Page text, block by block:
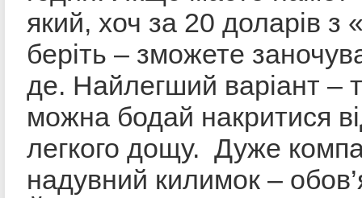
який, хоч за 20 доларів з
беріть – зможете
де. Найлегший варіант –
можна бодай накритися
легкого дощу. Дуже
надувний килимок –